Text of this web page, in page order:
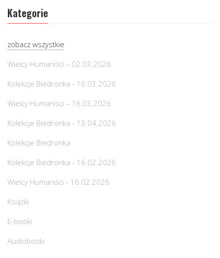
Kategorie
zobacz wszystkie
Wielcy Humaniści – 02.03.2026
Kolekcje Biedronka - 16.03.2026
Wielcy Humaniści – 16.03.2026
Kolekcje Biedronka - 13.04.2026
Kolekcje Biedronka
Kolekcje Biedronka - 16.02.2026
Wielcy Humaniści - 16.02.2026
Książki
E-booki
Audiobooki